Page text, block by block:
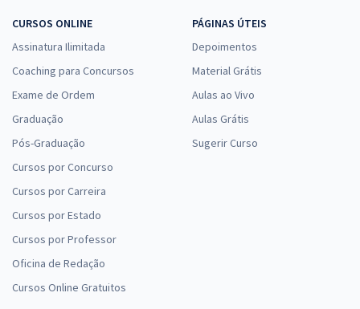
CURSOS ONLINE
Assinatura Ilimitada
Coaching para Concursos
Exame de Ordem
Graduação
Pós-Graduação
Cursos por Concurso
Cursos por Carreira
Cursos por Estado
Cursos por Professor
Oficina de Redação
Cursos Online Gratuitos
PÁGINAS ÚTEIS
Depoimentos
Material Grátis
Aulas ao Vivo
Aulas Grátis
Sugerir Curso